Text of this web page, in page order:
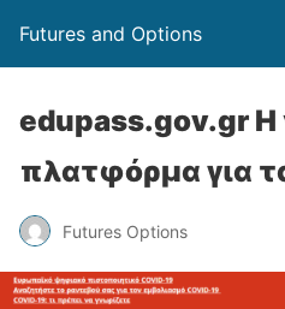
Futures and Options
edupass.gov.gr Η
πλατφόρμα για
Futures Options